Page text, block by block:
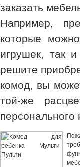
заказать
Например,
которые
игрушек, так
решите
комод, вы
той-же